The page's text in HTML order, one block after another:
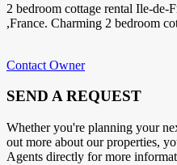
2 bedroom cottage rental Ile-de-
,France. Charming 2 bedroom
Contact Owner
SEND A REQUEST
Whether you're planning your
out more about our properties,
Agents directly for more